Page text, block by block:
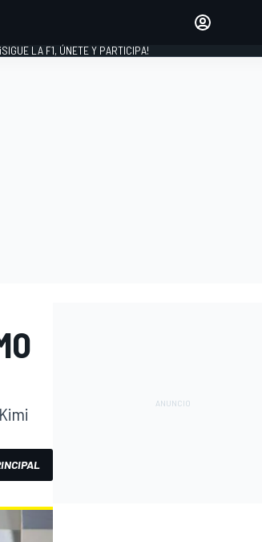
¡SIGUE LA F1, ÚNETE Y PARTICIPA!